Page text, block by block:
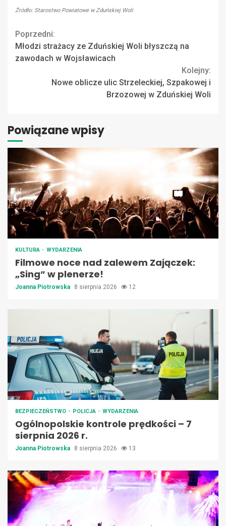
Źródło: Starostwo Powiatowe w Zduńskiej Woli
Continue
Reading
Poprzedni:
Młodzi strażacy ze Zduńskiej Woli błyszczą na
zawodach w Wojsławicach
Kolejny:
Nowe oblicze ulic Strzeleckiej, Szpakowej i
Brzozowej w Zduńskiej Woli
Powiązane wpisy
KULTURA WYDARZENIA
Filmowe noce nad zalewem Zajączek:
„Sing” w plenerze!
Joanna Piotrowska 8 sierpnia 2026 12
BEZPIECZEŃSTWO POLICJA WYDARZENIA
Ogólnopolskie kontrole prędkości – 7
sierpnia 2026 r.
Joanna Piotrowska 8 sierpnia 2026 13